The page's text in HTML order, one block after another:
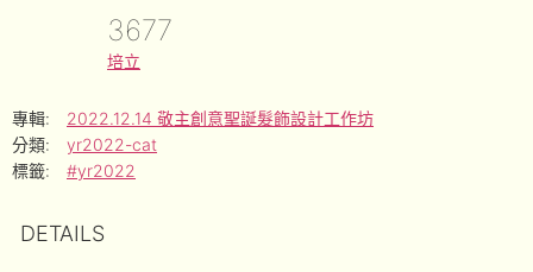
3677
培立
專輯:
2022.12.14 敬主創意聖誕髮飾設計工作坊
分類:
yr2022-cat
標籤:
#yr2022
DETAILS